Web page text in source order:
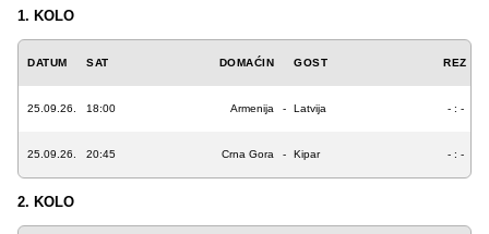
1. KOLO
DATUM SAT DOMAĆIN GOST REZ
25.09.26. 18:00 Armenija - Latvija - : -
25.09.26. 20:45 Crna Gora - Kipar - : -
2. KOLO